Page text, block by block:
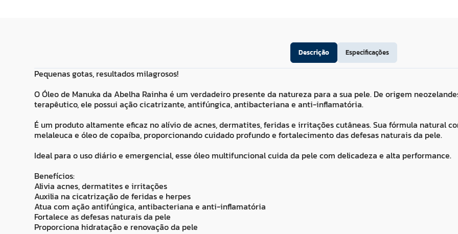
Descrição Especificações
Pequenas gotas, resultados milagrosos!
O Óleo de Manuka da Abelha Rainha é um verdadeiro presente da natureza para a sua pele. De origem
terapêutico, ele possui ação cicatrizante, antifúngica, antibacteriana e anti-inflamatória.
É um produto altamente eficaz no alívio de acnes, dermatites, feridas e irritações cutâneas. Sua fórmula natural
melaleuca e óleo de copaíba, proporcionando cuidado profundo e fortalecimento das defesas naturais da pele.
Ideal para o uso diário e emergencial, esse óleo multifuncional cuida da pele com delicadeza e alta performance.
Benefícios:
Alivia acnes, dermatites e irritações
Auxilia na cicatrização de feridas e herpes
Atua com ação antifúngica, antibacteriana e anti-inflamatória
Fortalece as defesas naturais da pele
Proporciona hidratação e renovação da pele